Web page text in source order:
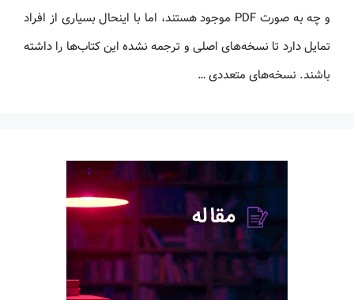
و چه به صورت PDF موجود هستند، اما با اینحال بسیاری از افراد
تمایل دارد تا نسخه‌های اصلی و ترجمه نشده این کتاب‌ها را داشته
باشند. نسخه‌های متعددی …